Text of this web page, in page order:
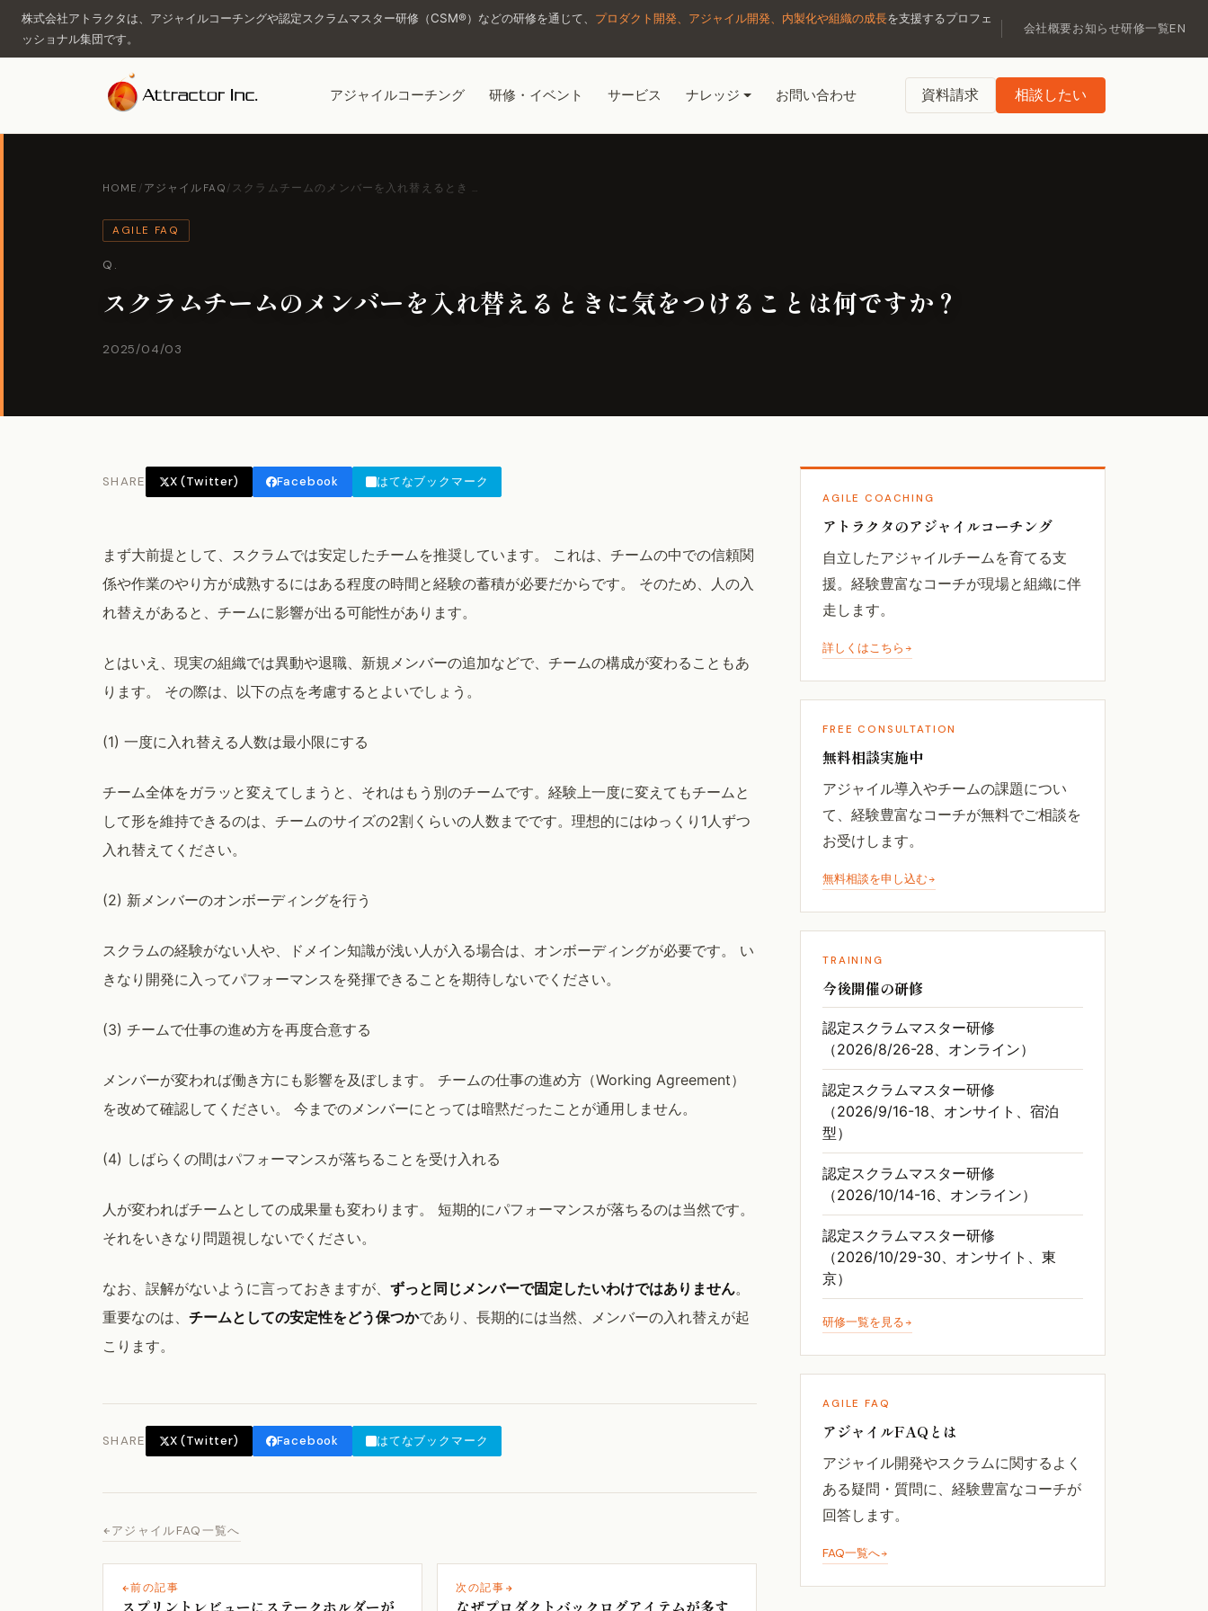
株式会社アトラクタは、アジャイルコーチングや認定スクラムマスター研修（CSM®）などの研修を通じて、 プロダクト開発、アジャイル開発、内製化や組織の成長を支援するプロフェ
ッショナル集団です。
会社概要お知らせ研修一覧EN
アジャイルコーチング 研修・イベント サービス ナレッジ お問い合わせ 資料請求 相談したい
HOME / アジャイルFAQ / スクラムチームのメンバーを入れ替えるとき …
AGILE FAQ
Q.
スクラムチームのメンバーを入れ替えるときに気をつけることは何ですか？
2025/04/03
SHARE X (Twitter) Facebook はてなブックマーク
まず大前提として、スクラムでは安定したチームを推奨しています。 これは、チームの中での信頼関
係や作業のやり方が成熟するにはある程度の時間と経験の蓄積が必要だからです。 そのため、人の入
れ替えがあると、チームに影響が出る可能性があります。
とはいえ、現実の組織では異動や退職、新規メンバーの追加などで、チームの構成が変わることもあ
ります。 その際は、以下の点を考慮するとよいでしょう。
(1) 一度に入れ替える人数は最小限にする
チーム全体をガラッと変えてしまうと、それはもう別のチームです。経験上一度に変えてもチームと
して形を維持できるのは、チームのサイズの2割くらいの人数までです。理想的にはゆっくり1人ずつ
入れ替えてください。
(2) 新メンバーのオンボーディングを行う
スクラムの経験がない人や、ドメイン知識が浅い人が入る場合は、オンボーディングが必要です。 い
きなり開発に入ってパフォーマンスを発揮できることを期待しないでください。
(3) チームで仕事の進め方を再度合意する
メンバーが変われば働き方にも影響を及ぼします。 チームの仕事の進め方（Working Agreement）
を改めて確認してください。 今までのメンバーにとっては暗黙だったことが通用しません。
(4) しばらくの間はパフォーマンスが落ちることを受け入れる
人が変わればチームとしての成果量も変わります。 短期的にパフォーマンスが落ちるのは当然です。
それをいきなり問題視しないでください。
なお、誤解がないように言っておきますが、 ずっと同じメンバーで固定したいわけではありません。
重要なのは、 チームとしての安定性をどう保つかであり、長期的には当然、メンバーの入れ替えが起
こります。
SHARE X (Twitter) Facebook はてなブックマーク
アジャイルFAQ一覧へ
前の記事
スプリントレビューにステークホルダーが
次の記事
なぜプロダクトバックログアイテムが多す
AGILE COACHING
アトラクタのアジャイルコーチング
自立したアジャイルチームを育てる支
援。経験豊富なコーチが現場と組織に伴
走します。
詳しくはこちら
FREE CONSULTATION
無料相談実施中
アジャイル導入やチームの課題につい
て、経験豊富なコーチが無料でご相談を
お受けします。
無料相談を申し込む
TRAINING
今後開催の研修
認定スクラムマスター研修
（2026/8/26-28、オンライン）
認定スクラムマスター研修
（2026/9/16-18、オンサイト、宿泊
型）
認定スクラムマスター研修
（2026/10/14-16、オンライン）
認定スクラムマスター研修
（2026/10/29-30、オンサイト、東
京）
研修一覧を見る
AGILE FAQ
アジャイルFAQとは
アジャイル開発やスクラムに関するよく
ある疑問・質問に、経験豊富なコーチが
回答します。
FAQ一覧へ